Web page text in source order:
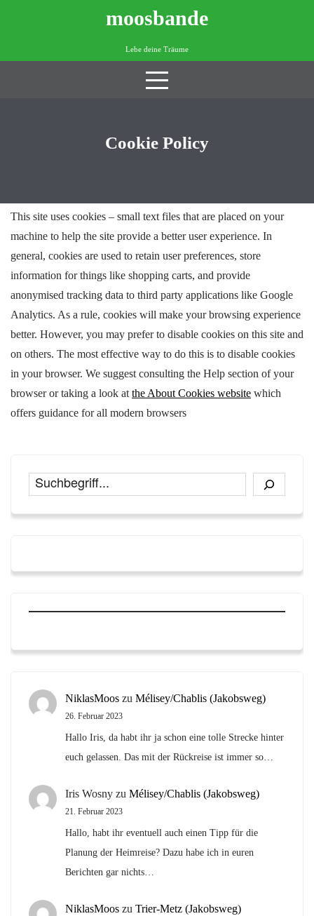
moosbande
Lebe deine Träume
Cookie Policy
This site uses cookies – small text files that are placed on your
machine to help the site provide a better user experience. In
general, cookies are used to retain user preferences, store
information for things like shopping carts, and provide
anonymised tracking data to third party applications like Google
Analytics. As a rule, cookies will make your browsing experience
better. However, you may prefer to disable cookies on this site and
on others. The most effective way to do this is to disable cookies
in your browser. We suggest consulting the Help section of your
browser or taking a look at the About Cookies website which
offers guidance for all modern browsers
Suchen
NiklasMoos zu Mélisey/Chablis (Jakobsweg)
26. Februar 2023
Hallo Iris, da habt ihr ja schon eine tolle Strecke hinter
euch gelassen. Das mit der Rückreise ist immer so…
Iris Wosny zu Mélisey/Chablis (Jakobsweg)
21. Februar 2023
Hallo, habt ihr eventuell auch einen Tipp für die
Planung der Heimreise? Dazu habe ich in euren
Berichten gar nichts…
NiklasMoos zu Trier-Metz (Jakobsweg)